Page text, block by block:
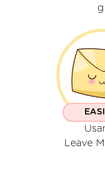
Leave